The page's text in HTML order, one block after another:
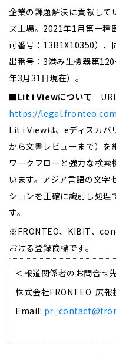
企業の課題解決に貢献し
ズ上場。2021年1月第一種
可番号：13B1X10350）、
出番号：3港み生機器第
年3月31日現在）。
■Lit i Viewについて
https://
Lit i Viewは、eディスカバ
から文書レビューまで）を
ワークフローと強力な検索
います。アジア言語の文字
ションを正確に識別し処理
す。
※FRONTEO、KIBIT、
おける登録商標です。
＜報道関係者のお問合せ
株式会社FRONTEO 広報
Email: